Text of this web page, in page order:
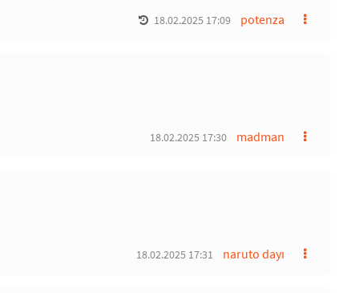
potenza
18.02.2025 17:09
madman
18.02.2025 17:30
naruto dayı
18.02.2025 17:31